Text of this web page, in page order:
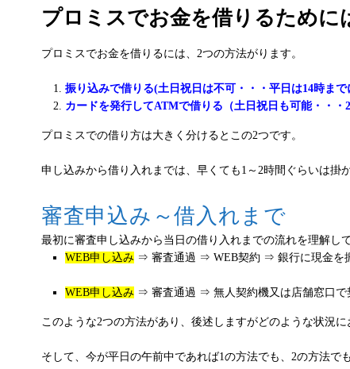
プロミスでお金を借りるため
プロミスでお金を借りるには、2つの方法がります。
振り込みで借りる(土日祝日は不可・・・平日は14時まで
カードを発行してATMで借りる（土日祝日も可能・・・
プロミスでの借り方は大きく分けるとこの2つです。
申し込みから借り入れまでは、早くても1～2時間ぐらいは
審査申込み～借入れまで
最初に審査申し込みから当日の借り入れまでの流れを理解し
WEB申し込み ⇒ 審査通過 ⇒ WEB契約 ⇒ 銀行に現金を
WEB申し込み ⇒ 審査通過 ⇒ 無人契約機又は店舗窓口
このような2つの方法があり、後述しますがどのような状況
そして、今が平日の午前中であれば1の方法でも、2の方法で